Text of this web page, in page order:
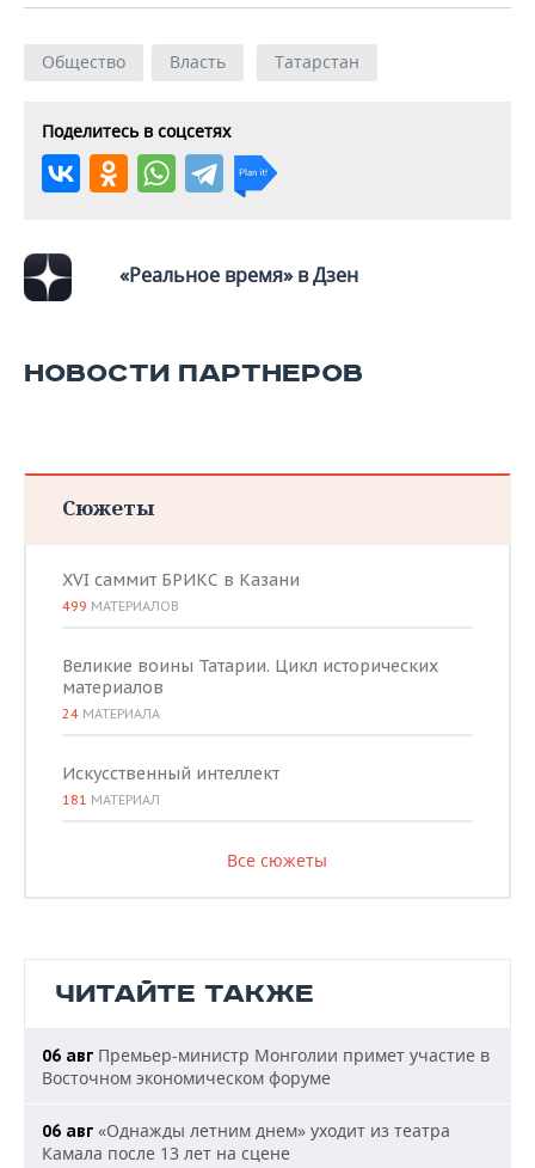
Общество Власть Татарстан
Поделитесь в соцсетях
«Реальное время» в Дзен
НОВОСТИ ПАРТНЕРОВ
Сюжеты
XVI саммит БРИКС в Казани
499 МАТЕРИАЛОВ
Великие воины Татарии. Цикл исторических
материалов
24 МАТЕРИАЛА
Искусственный интеллект
181 МАТЕРИАЛ
Все сюжеты
ЧИТАЙТЕ ТАКЖЕ
06 авг Премьер-министр Монголии примет участие в
Восточном экономическом форуме
06 авг «Однажды летним днем» уходит из театра
Камала после 13 лет на сцене